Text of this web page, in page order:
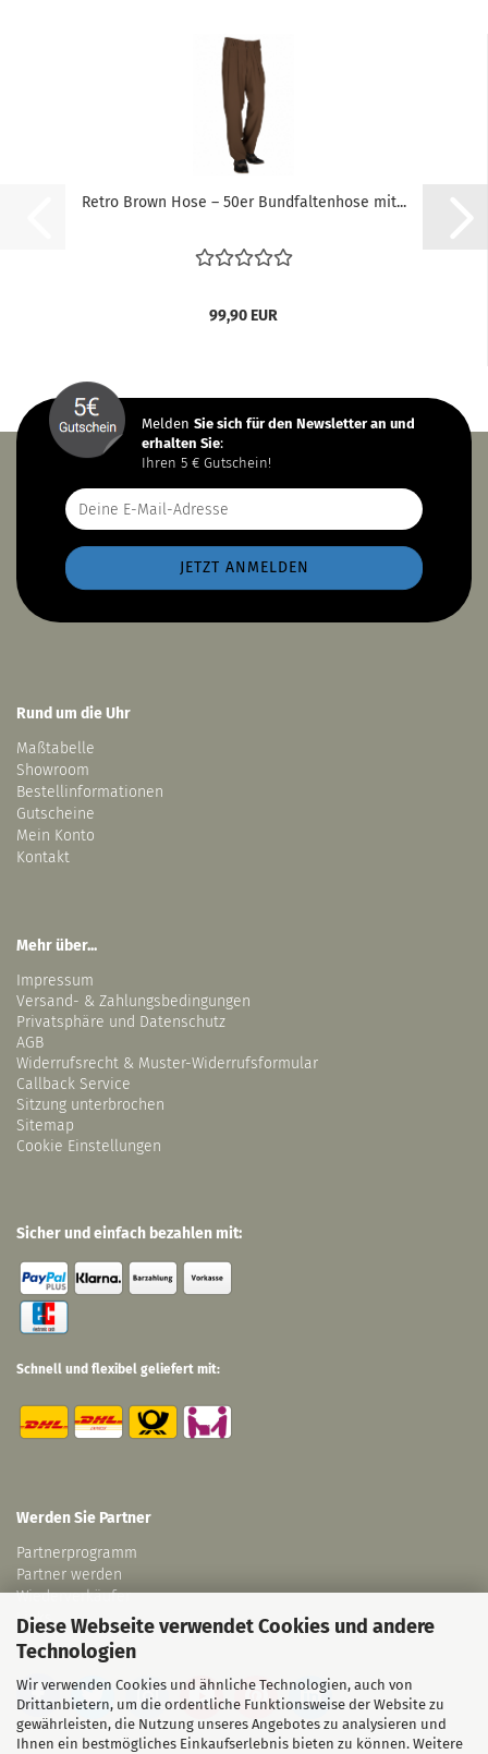
Diese Webseite verwendet Cookies und andere
Technologien
Wir verwenden Cookies und ähnliche Technologien, auch von
Drittanbietern, um die ordentliche Funktionsweise der Website zu
gewährleisten, die Nutzung unseres Angebotes zu analysieren und
Ihnen ein bestmögliches Einkaufserlebnis bieten zu können. Weitere
Retro Brown Hose – 50er Bundfaltenhose mit...
99,90 EUR
Melden Sie sich für den Newsletter an und
erhalten Sie:
Ihren 5 € Gutschein!
Rund um die Uhr
Maßtabelle
Showroom
Bestellinformationen
Gutscheine
Mein Konto
Kontakt
Mehr über...
Impressum
Versand- & Zahlungsbedingungen
Privatsphäre und Datenschutz
AGB
Widerrufsrecht & Muster-Widerrufsformular
Callback Service
Sitzung unterbrochen
Sitemap
Cookie Einstellungen
Sicher und einfach bezahlen mit:
Schnell und flexibel geliefert mit:
Werden Sie Partner
Partnerprogramm
Partner werden
Wiederverkäufer
Links